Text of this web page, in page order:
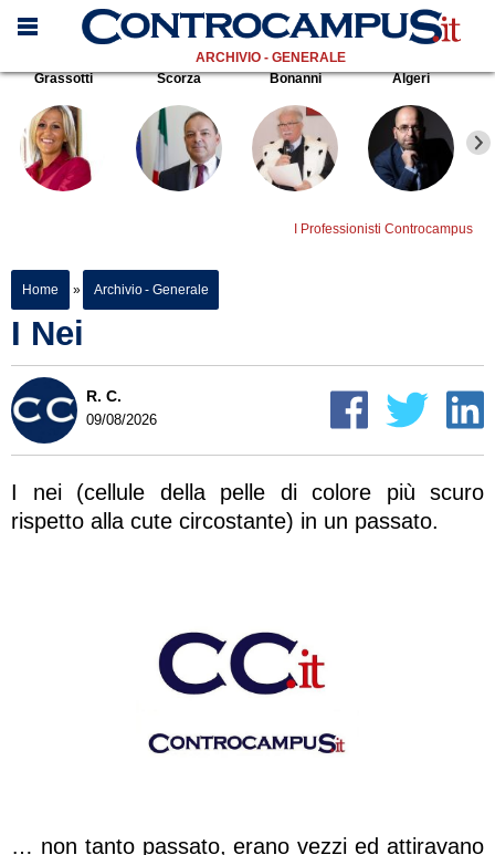
ARCHIVIO - GENERALE
Grassotti
Scorza Bonanni Algeri
I Professionisti Controcampus
Home » Archivio - Generale
I Nei
R. C.
09/08/2026
I nei (cellule della pelle di colore più scuro
rispetto alla cute circostante) in un passato.
… non tanto passato, erano vezzi ed attiravano